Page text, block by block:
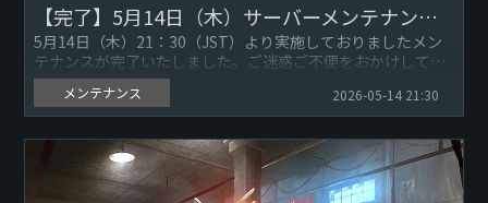
【完了】5月14日（木）サーバーメンテナンスのお知らせ
5月14日（木）21：30（JST）より実施しておりましたメン
テナンスが完了いたしました。ご迷惑ご不便をおかけして申
し訳ありません。引き続き『War Thunder』をよろしくお
メンテナンス 2026-05-14 21:30